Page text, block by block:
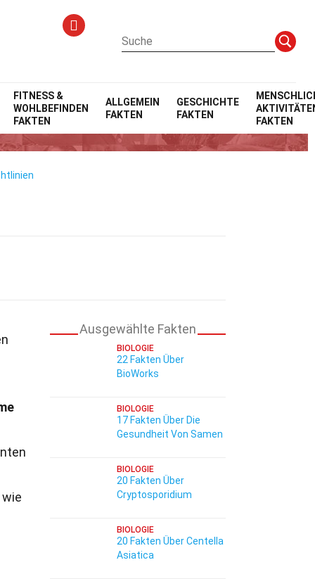
FITNESS &
WOHLBEFINDEN
FAKTEN
ALLGEMEIN
FAKTEN
GESCHICHTE
FAKTEN
FAKTEN
Ausgewählte Fakten
BIOLOGIE
22 Fakten Über
BioWorks
BIOLOGIE
17 Fakten Über Die
Gesundheit Von Samen
BIOLOGIE
20 Fakten Über
Cryptosporidium
BIOLOGIE
20 Fakten Über Centella
Asiatica